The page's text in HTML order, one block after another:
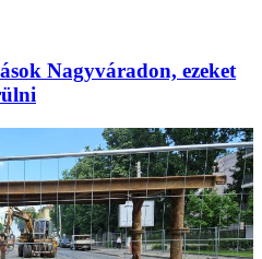
Nagyváradon, ezeket